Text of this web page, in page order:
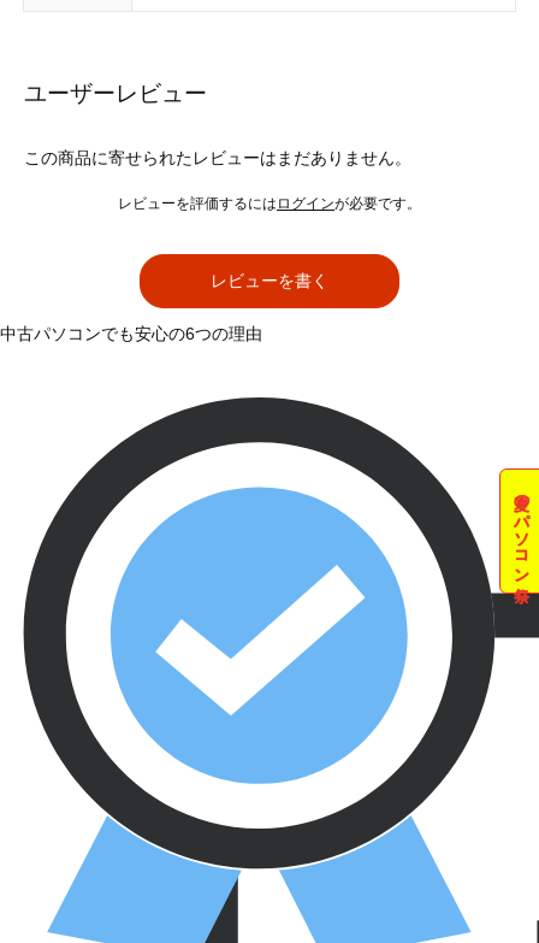
ユーザーレビュー
この商品に寄せられたレビューはまだありません。
レビューを評価するには ログインが必要です。
レビューを書く
夏のパソコン祭
中古パソコンでも安心の6つの理由